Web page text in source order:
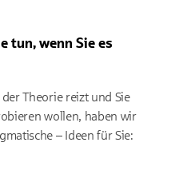
tun, wenn Sie es
Theorie reizt und Sie
wollen, haben wir
– Ideen für Sie: